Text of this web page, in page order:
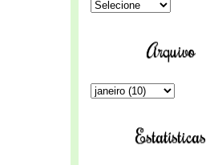
Arquivo
Estatísticas